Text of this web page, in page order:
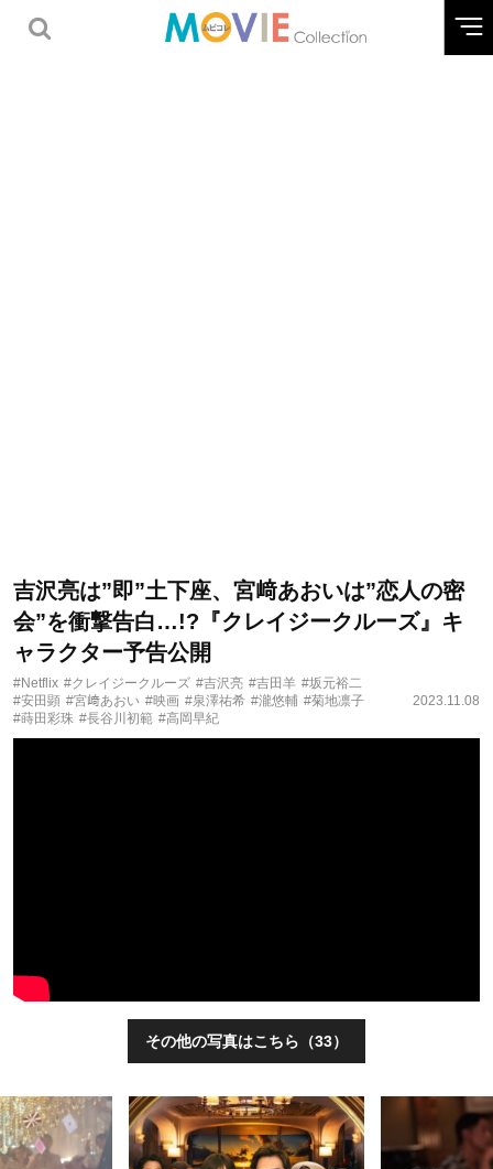
吉沢亮は”即”土下座、宮﨑あおいは”恋人の密
会”を衝撃告白…!?『クレイジークルーズ』キ
ャラクター予告公開
#Netflix #クレイジークルーズ #吉沢亮 #吉田羊 #坂元裕二
#安田顕 #宮﨑あおい #映画 #泉澤祐希 #瀧悠輔 #菊地凛子
#蒔田彩珠 #⻑谷川初範 #高岡早紀
2023.11.08
その他の写真はこちら（33）